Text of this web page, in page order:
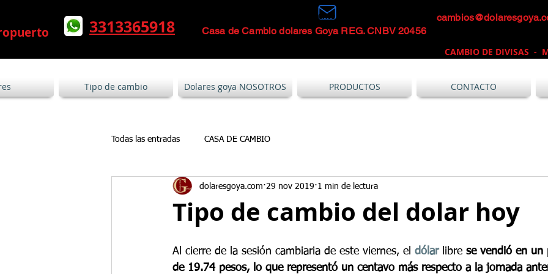
Casa de Cambio dolares Goya REG. CNBV 20456
Mas que un Cambio de Divisas, un Cambio Inteligente
3313365918
CAMBIO DE DIVISAS -
Tipo de cambio Dolares goya NOSOTROS PRODUCTOS CONTACTO
Todas las entradas CASA DE CAMBIO
Tipo de cambio del dolar hoy
dolaresgoya.com 29 nov 2019 1 min de lectura
Al cierre de la sesión cambiaria de este viernes, el dólar libre se vendió en un
de 19.74 pesos, lo que representó un centavo más respecto a la jornada